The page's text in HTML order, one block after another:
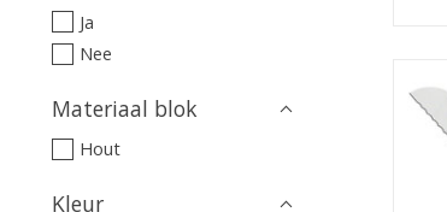
Ja
Nee
Materiaal blok
Hout
Kleur